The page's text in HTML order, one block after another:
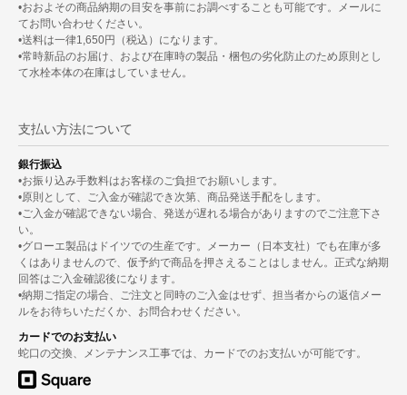
•おおよその商品納期の目安を事前にお調べすることも可能です。メールに
てお問い合わせください。
•送料は一律1,650円（税込）になります。
•常時新品のお届け、および在庫時の製品・梱包の劣化防止のため原則とし
て水栓本体の在庫はしていません。
支払い方法について
銀行振込
•お振り込み手数料はお客様のご負担でお願いします。
•原則として、ご入金が確認でき次第、商品発送手配をします。
•ご入金が確認できない場合、発送が遅れる場合がありますのでご注意下さ
い。
•グローエ製品はドイツでの生産です。メーカー（日本支社）でも在庫が多
くはありませんので、仮予約で商品を押さえることはしません。正式な納期
回答はご入金確認後になります。
•納期ご指定の場合、ご注文と同時のご入金はせず、担当者からの返信メー
ルをお待ちいただくか、お問合わせください。
カードでのお支払い
蛇口の交換、メンテナンス工事では、カードでのお支払いが可能です。